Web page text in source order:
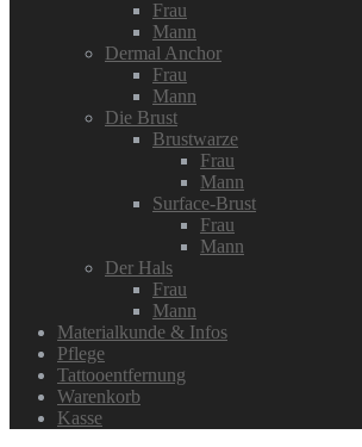
Frau
Mann
Dermal Anchor
Frau
Mann
Die Brust
Brustwarze
Frau
Mann
Surface-Brust
Frau
Mann
Der Hals
Frau
Mann
Materialkunde & Infos
Pflege
Tattooentfernung
Warenkorb
Kasse